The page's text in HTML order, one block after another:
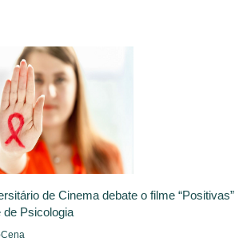
de Cinema debate o filme “Positivas”
Psicologia